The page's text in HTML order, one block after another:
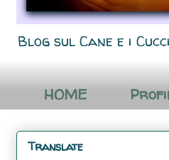
Blog sul Cane e i
HOME
Translate